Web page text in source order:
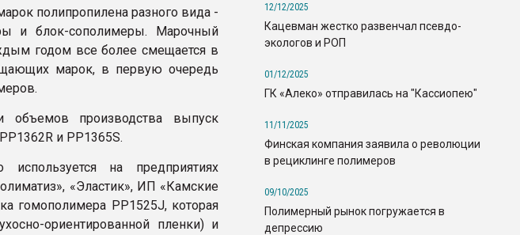
полипропилена разного вида -
и блок-сополимеры. Марочный
годом все более смещается в
марок, в первую очередь
объемов производства выпуск
и РР1365S.
на предприятиях
«Эластик», ИП «Камские
гомополимера РР1525J, которая
ориентированной пленки) и
12/12/2025
Кацевман жестко развенчал псевдо-
экологов и РОП
01/12/2025
ГК «Алеко» отправилась на "Кассиопею"
11/11/2025
Финская компания заявила о революции
в рециклинге полимеров
09/10/2025
Полимерный рынок погружается в
депрессию